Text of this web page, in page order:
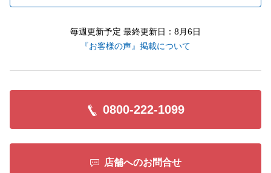
毎週更新予定 最終更新日：8月6日
『お客様の声』掲載について
0800-222-1099
店舗へのお問合せ